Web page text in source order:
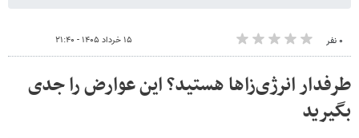
۰ نفر ۱۵ خرداد ۱۴۰۵ - ۲۱:۴۰
طرفدار انرژی‌زاها هستید؟ این عوارض را جدی
بگیرید